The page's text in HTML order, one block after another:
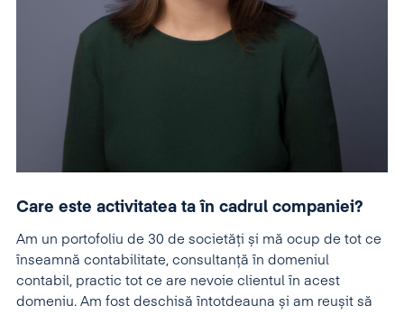
Care este activitatea ta în cadrul companiei?
Am un portofoliu de 30 de societăți și mă ocup de tot ce
înseamnă contabilitate, consultanță în domeniul
contabil, practic tot ce are nevoie clientul în acest
domeniu. Am fost deschisă întotdeauna și am reușit să